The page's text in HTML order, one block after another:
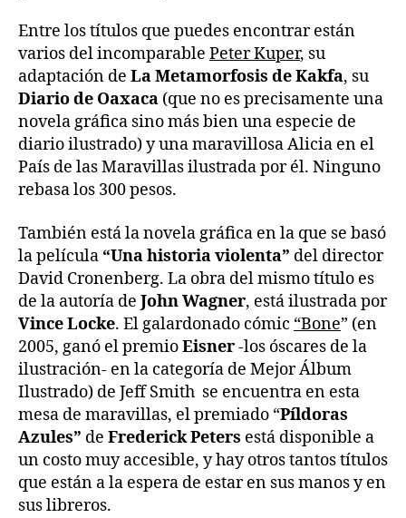
Entre los títulos que puedes encontrar están
varios del incomparable Peter Kuper, su
adaptación de La Metamorfosis de Kakfa, su
Diario de Oaxaca (que no es precisamente una
novela gráfica sino más bien una especie de
diario ilustrado) y una maravillosa Alicia en el
País de las Maravillas ilustrada por él. Ninguno
rebasa los 300 pesos.
También está la novela gráfica en la que se basó
la película “Una historia violenta” del director
David Cronenberg. La obra del mismo título es
de la autoría de John Wagner, está ilustrada por
Vince Locke. El galardonado cómic “Bone” (en
2005, ganó el premioEisner-los óscares de la
ilustración- en la categoría de Mejor Álbum
Ilustrado) de Jeff Smith se encuentra en esta
mesa de maravillas, el premiado “Píldoras
Azules” de Frederick Peters está disponible a
un costo muy accesible, y hay otros tantos títulos
que están a la espera de estar en sus manos y en
sus libreros.